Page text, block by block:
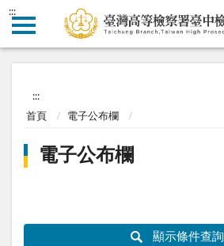
:::
:::
首頁 電子公布欄
電子公布欄
顯示條件查詢